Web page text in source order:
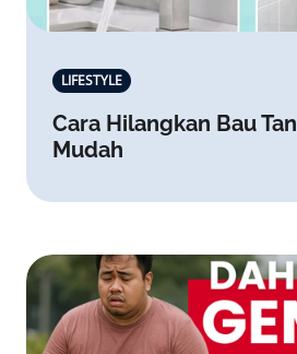
LIFESTYLE
Cara Hilangkan Bau
Mudah